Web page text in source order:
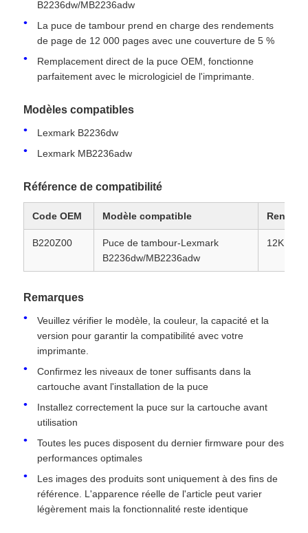
Aperçu
A propos de nous
Contact
nouvelles
Demande de soumission
B2236dw/MB2236adw
La puce de tambour prend en charge des rendements
de page de 12 000 pages avec une couverture de 5 %
Remplacement direct de la puce OEM, fonctionne
parfaitement avec le micrologiciel de l'imprimante.
Modèles compatibles
Lexmark B2236dw
Lexmark MB2236adw
Référence de compatibilité
Code OEM Modèle compatible
B220Z00
Puce de tambour-Lexmark
B2236dw/MB2236adw
12K
Remarques
Veuillez vérifier le modèle, la couleur, la capacité et la
version pour garantir la compatibilité avec votre
imprimante.
Confirmez les niveaux de toner suffisants dans la
cartouche avant l'installation de la puce
Installez correctement la puce sur la cartouche avant
utilisation
Toutes les puces disposent du dernier firmware pour des
performances optimales
Les images des produits sont uniquement à des fins de
référence. L'apparence réelle de l'article peut varier
légèrement mais la fonctionnalité reste identique